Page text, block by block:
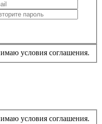
условия соглашения.
условия соглашения.